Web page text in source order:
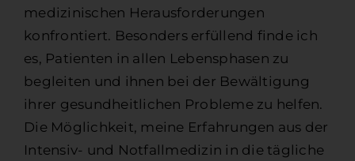
medizinischen Heraus­forderungen
konfrontiert. Besonders erfüllend finde ich
es, Patienten in allen Lebens­phasen zu
begleiten und ihnen bei der Bewältigung
ihrer gesundheit­lichen Probleme zu helfen.
Die Möglichkeit, meine Erfahrungen aus der
Intensiv- und Notfall­medizin in die tägliche